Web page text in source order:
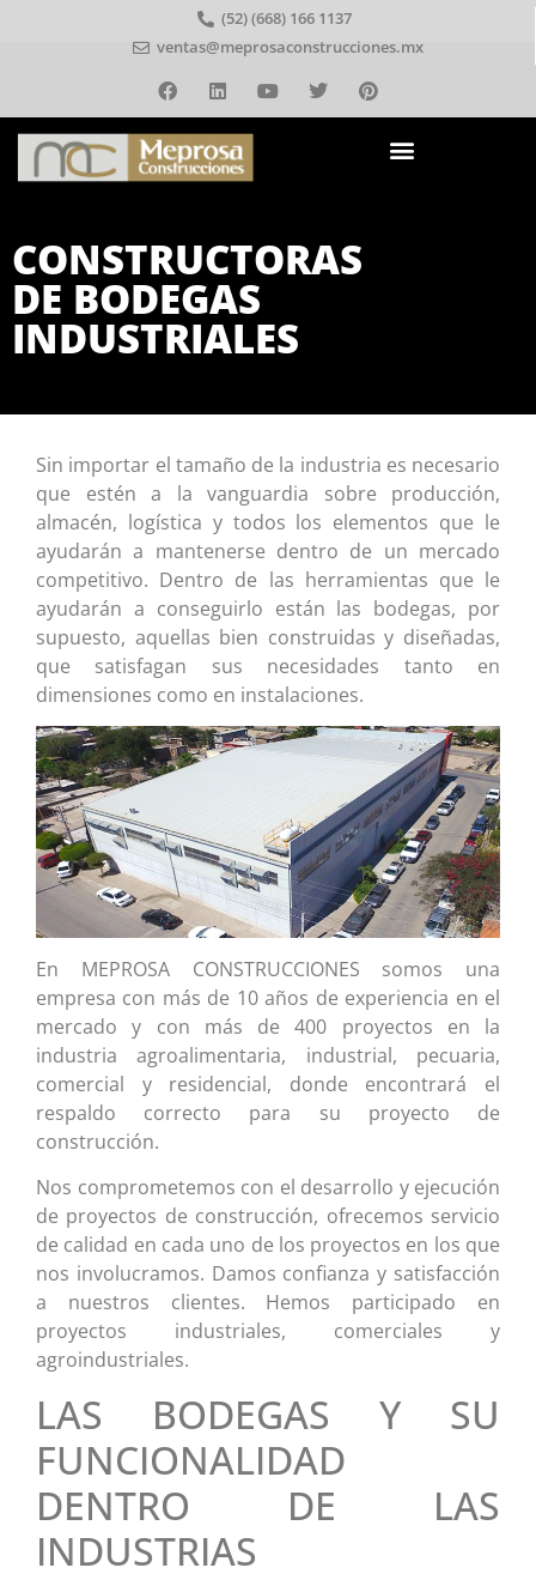
(52) (668) 166 1137
ventas@meprosaconstrucciones.mx
CONSTRUCTORAS
DE BODEGAS
INDUSTRIALES
Sin importar el tamaño de la industria es necesario
que estén a la vanguardia sobre producción,
almacén, logística y todos los elementos que le
ayudarán a mantenerse dentro de un mercado
competitivo. Dentro de las herramientas que le
ayudarán a conseguirlo están las bodegas, por
supuesto, aquellas bien construidas y diseñadas,
que satisfagan sus necesidades tanto en
dimensiones como en instalaciones.
En MEPROSA CONSTRUCCIONES somos una
empresa con más de 10 años de experiencia en el
mercado y con más de 400 proyectos en la
industria agroalimentaria, industrial, pecuaria,
comercial y residencial, donde encontrará el
respaldo correcto para su proyecto de
construcción.
Nos comprometemos con el desarrollo y ejecución
de proyectos de construcción, ofrecemos servicio
de calidad en cada uno de los proyectos en los que
nos involucramos. Damos confianza y satisfacción
a nuestros clientes. Hemos participado en
proyectos industriales, comerciales y
agroindustriales.
LAS BODEGAS Y SU
FUNCIONALIDAD
DENTRO DE LAS
INDUSTRIAS